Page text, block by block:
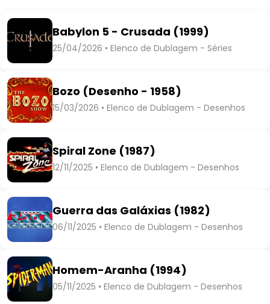
Babylon 5 - Crusada (1999)
25/04/2026 • Elenco de Dublagem - Séries
Bozo (Desenho - 1958)
15/03/2026 • Elenco de Dublagem - Desenhos
Spiral Zone (1987)
12/11/2025 • Elenco de Dublagem - Desenhos
Guerra das Galáxias (1982)
06/11/2025 • Elenco de Dublagem - Desenhos
Homem-Aranha (1994)
05/11/2025 • Elenco de Dublagem - Desenhos